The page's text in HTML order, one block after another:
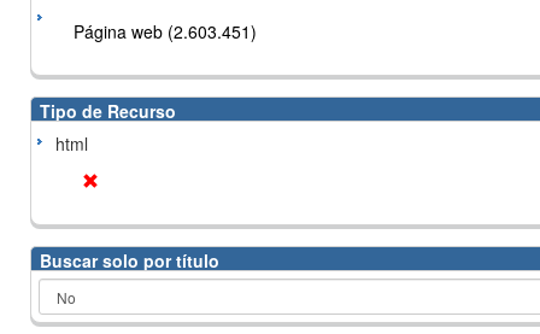
Página web (2.603.451)
Tipo de Recurso
html
Buscar solo por título